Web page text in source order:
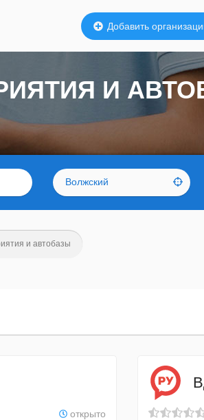
Добавить
Волжский
И
и автобазы
открыто